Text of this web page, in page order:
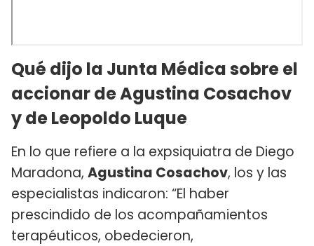
Qué dijo la Junta Médica sobre el
accionar de Agustina Cosachov
y de Leopoldo Luque
En lo que refiere a la expsiquiatra de Diego
Maradona, Agustina Cosachov, los y las
especialistas indicaron: “El haber
prescindido de los acompañamientos
terapéuticos, obedecieron,